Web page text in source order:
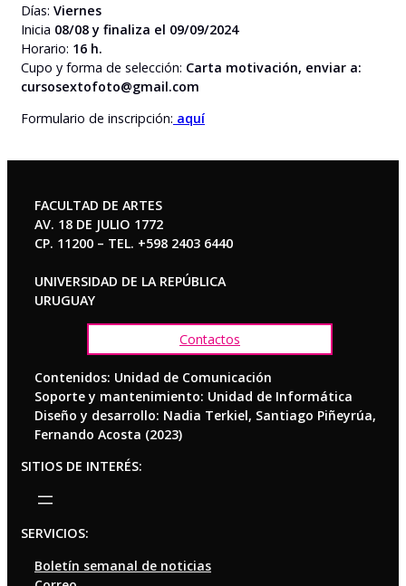
Días: Viernes
Inicia 08/08 y finaliza el 09/09/2024
Horario: 16 h.
Cupo y forma de selección: Carta motivación, enviar a:
cursosextofoto@gmail.com
Formulario de inscripción: aquí
FACULTAD DE ARTES
AV. 18 DE JULIO 1772
CP. 11200 – TEL. +598 2403 6440
UNIVERSIDAD DE LA REPÚBLICA
URUGUAY
Contactos
Contenidos: Unidad de Comunicación
Soporte y mantenimiento: Unidad de Informática
Diseño y desarrollo: Nadia Terkiel, Santiago Piñeyrúa,
Fernando Acosta (2023)
SITIOS DE INTERÉS:
SERVICIOS:
Boletín semanal de noticias